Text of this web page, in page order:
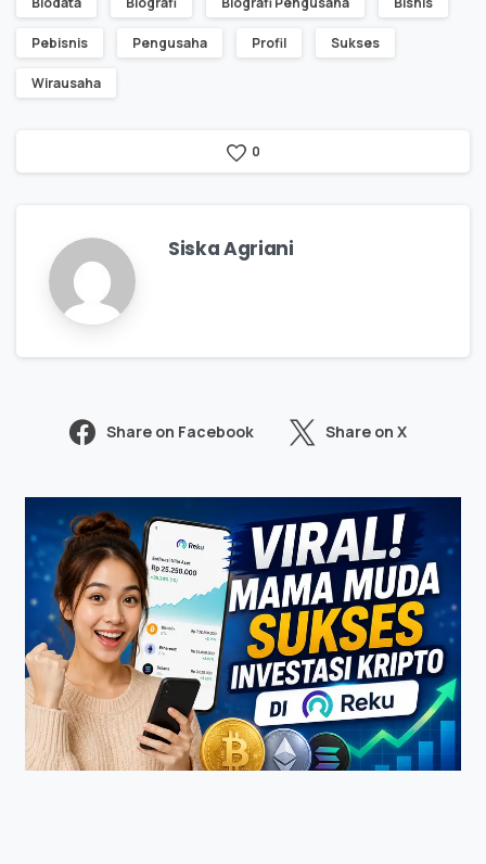
Pebisnis Pengusaha Profil Sukses
Wirausaha
0
Siska Agriani
Share on Facebook Share on X